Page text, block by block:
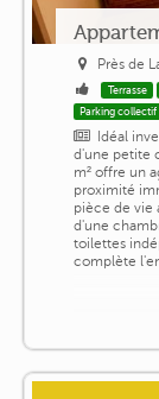
Près de
Terrasse
Parking collectif
Idéal
d'une petite
m² offre un
proximité
pièce de vie
d'une
toilettes
complète